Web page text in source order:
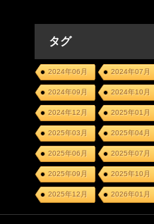
タグ
2024年06月 2024年07月
2024年09月 2024年10月
2024年12月 2025年01月
2025年03月 2025年04月
2025年06月 2025年07月
2025年09月 2025年10月
2025年12月 2026年01月